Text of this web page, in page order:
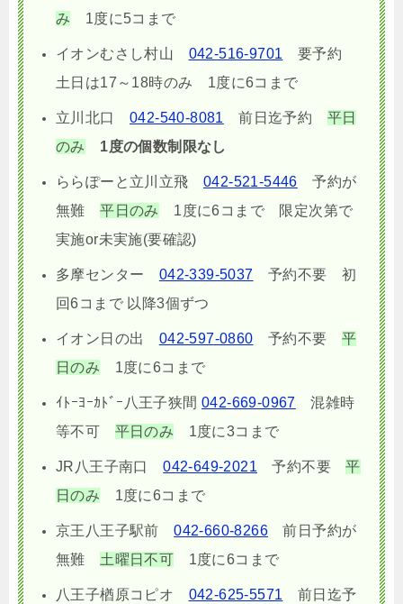
み 1度に5コまで
イオンむさし村山 042-516-9701 要予約
土日は17～18時のみ 1度に6コまで
立川北口 042-540-8081 前日迄予約 平日
のみ
1度の個数制限なし
ららぽーと立川立飛 042-521-5446 予約が
無難
平日のみ
1度に6コまで 限定次第で
実施or未実施(要確認)
多摩センター 042-339-5037 予約不要 初
回6コまで 以降3個ずつ
イオン日の出 042-597-0860 予約不要
平
日のみ 1度に6コまで
ｲﾄｰﾖｰｶﾄﾞｰ八王子狭間 042-669-0967 混雑時
等不可 平日のみ 1度に3コまで
JR八王子南口042-649-2021 予約不要平
日のみ 1度に6コまで
京王八王子駅前042-660-8266 前日予約が
無難 土曜日不可 1度に6コまで
八王子楢原コピオ 042-625-5571 前日迄予